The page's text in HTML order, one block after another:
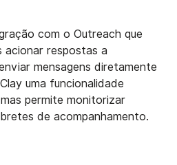
com o Outreach que
acionar respostas a
mensagens diretamente
uma funcionalidade
permite monitorizar
de acompanhamento.